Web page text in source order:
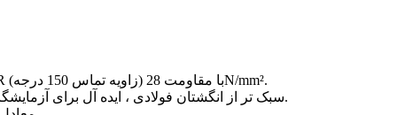
: 1.4 میلی متر پاس های چرمی طبیعی 72- ساعت تست های خوردگی نمک/روغن ، شامل یک پوشش آب DWR (زاویه تماس 150 درجه) با مقاومت 28N/mm².
: ASTM F 2413-18 I/75 گواهینامه (مقاومت در برابر ضربه 75J) ، 35 ٪ سبک تر از انگشتان فولادی ، ایده آل برای آزمایشگاه های الکترونیکی و عملیات فرودگاه.